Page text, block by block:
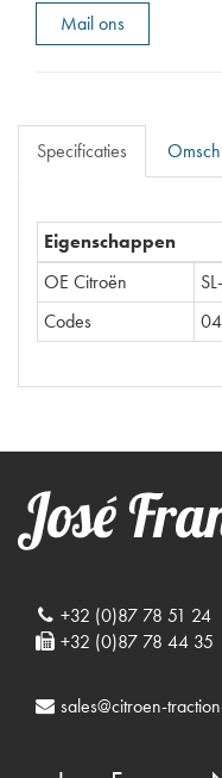
Mail ons
Specificaties
Eigenschappen
OE Citroën
Codes
+32 (0)87 78 51 24
+32 (0)87 78 44 35
sales@citroen-